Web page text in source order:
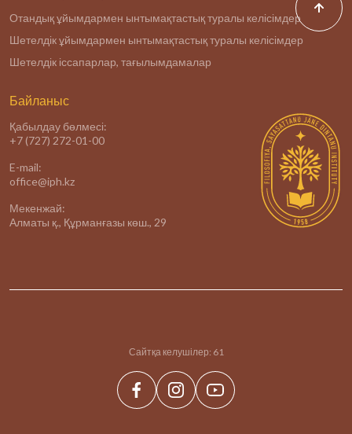
Отандық ұйымдармен ынтымақтастық туралы келісімдер
Шетелдік ұйымдармен ынтымақтастық туралы келісімдер
Шетелдік іссапарлар, тағылымдамалар
Байланыс
Қабылдау бөлмесі:
+7 (727) 272-01-00
E-mail:
office@iph.kz
Мекенжай:
Алматы қ., Құрманғазы көш., 29
Сайтқа келушілер: 61